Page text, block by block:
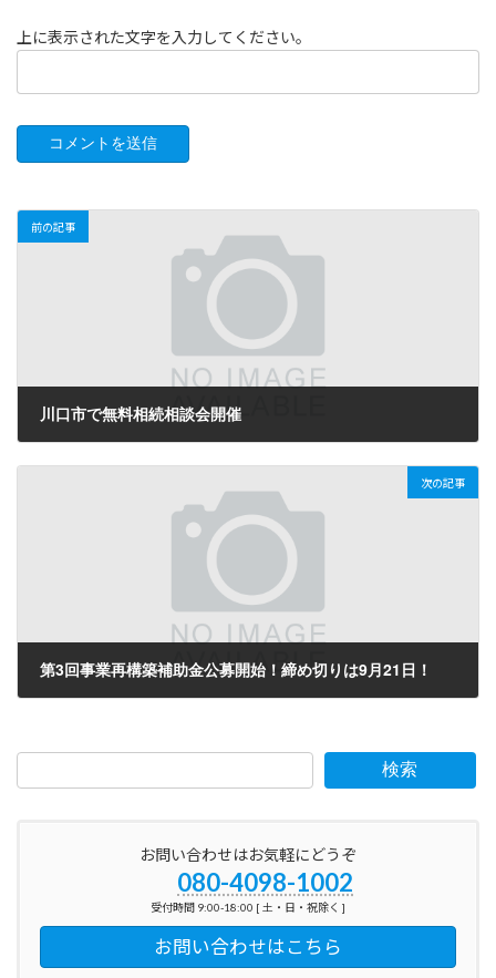
上に表示された文字を入力してください。
前の記事
川口市で無料相続相談会開催
次の記事
第3回事業再構築補助金公募開始！締め切りは9月21日！
検索
お問い合わせはお気軽にどうぞ
080-4098-1002
受付時間 9:00-18:00 [ 土・日・祝除く ]
お問い合わせはこちら